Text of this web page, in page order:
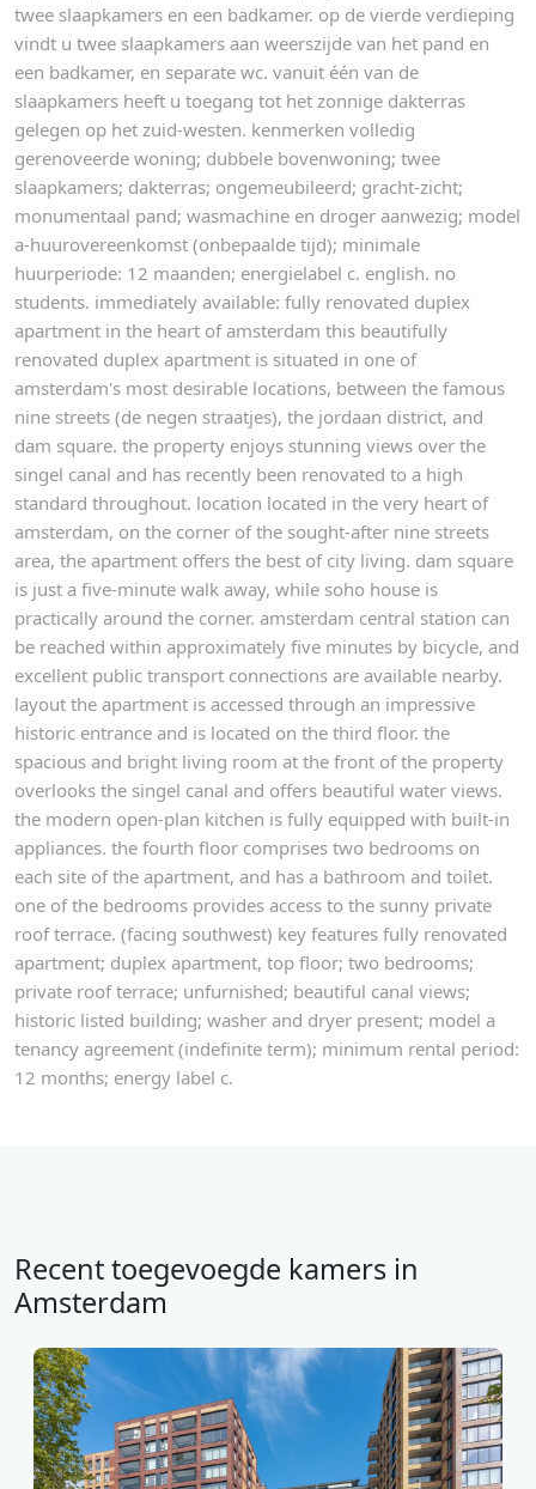
twee slaapkamers en een badkamer. op de vierde verdieping
vindt u twee slaapkamers aan weerszijde van het pand en
een badkamer, en separate wc. vanuit één van de
slaapkamers heeft u toegang tot het zonnige dakterras
gelegen op het zuid-westen. kenmerken volledig
gerenoveerde woning; dubbele bovenwoning; twee
slaapkamers; dakterras; ongemeubileerd; gracht-zicht;
monumentaal pand; wasmachine en droger aanwezig; model
a-huurovereenkomst (onbepaalde tijd); minimale
huurperiode: 12 maanden; energielabel c. english. no
students. immediately available: fully renovated duplex
apartment in the heart of amsterdam this beautifully
renovated duplex apartment is situated in one of
amsterdam's most desirable locations, between the famous
nine streets (de negen straatjes), the jordaan district, and
dam square. the property enjoys stunning views over the
singel canal and has recently been renovated to a high
standard throughout. location located in the very heart of
amsterdam, on the corner of the sought-after nine streets
area, the apartment offers the best of city living. dam square
is just a five-minute walk away, while soho house is
practically around the corner. amsterdam central station can
be reached within approximately five minutes by bicycle, and
excellent public transport connections are available nearby.
layout the apartment is accessed through an impressive
historic entrance and is located on the third floor. the
spacious and bright living room at the front of the property
overlooks the singel canal and offers beautiful water views.
the modern open-plan kitchen is fully equipped with built-in
appliances. the fourth floor comprises two bedrooms on
each site of the apartment, and has a bathroom and toilet.
one of the bedrooms provides access to the sunny private
roof terrace. (facing southwest) key features fully renovated
apartment; duplex apartment, top floor; two bedrooms;
private roof terrace; unfurnished; beautiful canal views;
historic listed building; washer and dryer present; model a
tenancy agreement (indefinite term); minimum rental period:
12 months; energy label c.
Recent toegevoegde kamers in
Amsterdam